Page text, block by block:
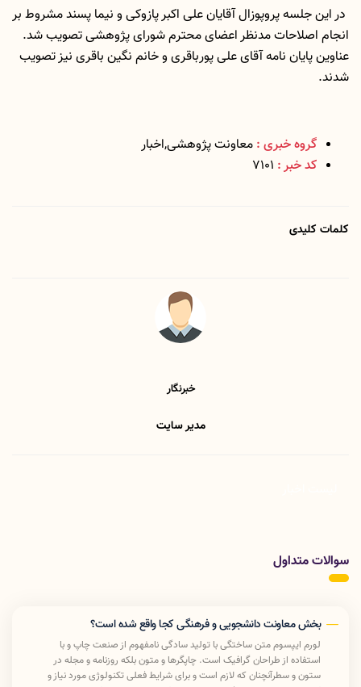
در این جلسه پروپوزال آقایان علی اکبر پازوکی و نیما پسند مشروط بر
انجام اصلاحات مدنظر اعضای محترم شورای پژوهشی تصویب شد.
عناوین پایان نامه آقای علی پورباقری و خانم نگین باقری نیز تصویب
شدند.
گروه خبری : معاونت پژوهشی,اخبار
کد خبر : 7101
کلمات کلیدی
خبرنگار
مدیر سایت
سوالات متداول
بخش معاونت دانشجویی و فرهنگی کجا واقع شده است؟
لورم ایپسوم متن ساختگی با تولید سادگی نامفهوم از صنعت چاپ و با
استفاده از طراحان گرافیک است. چاپگرها و متون بلکه روزنامه و مجله در
ستون و سطرآنچنان که لازم است و برای شرایط فعلی تکنولوژی مورد نیاز و